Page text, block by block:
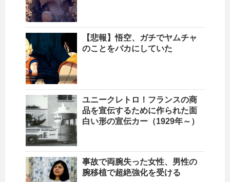
【悲報】悟空、ガチでヤムチャ
のことをバカにしていた
ユニークレトロ！フランスの商
品を宣伝するために作られた面
白い形の宣伝カー（1929年～）
事故で両腕失った女性、男性の
腕移植で超絶強化を受ける